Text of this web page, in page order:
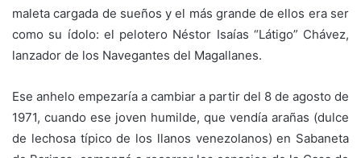
maleta cargada de sueños y el más grande de ellos era ser
como su ídolo: el pelotero Néstor Isaías “Látigo” Chávez,
lanzador de los Navegantes del Magallanes.
Ese anhelo empezaría a cambiar a partir del 8 de agosto de
1971, cuando ese joven humilde, que vendía arañas (dulce
de lechosa típico de los llanos venezolanos) en Sabaneta